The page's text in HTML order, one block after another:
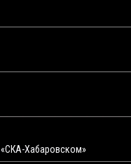
Хабаровском»